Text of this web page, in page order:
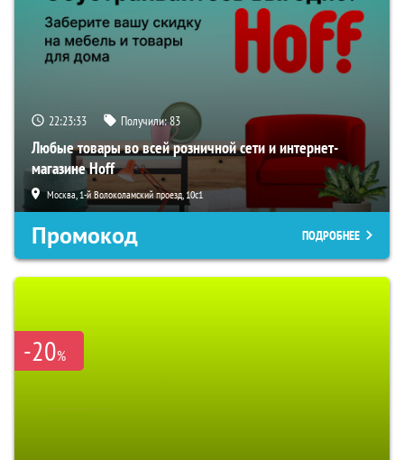
22:23:32 Получили:83
Любые товары во всей розничной сети и интернет-
магазине Hoff
Москва, 1-й Волоколамский проезд, 10с1
Промокод ПОДРОБНЕЕ
-20%